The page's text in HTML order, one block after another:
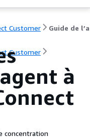
Customer
Customer
à
concentration